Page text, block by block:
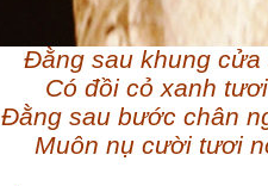
Đằng sau khung cửa
Có đồi cỏ xanh tươi
Đằng sau bước chân
Muôn nụ cười tươi